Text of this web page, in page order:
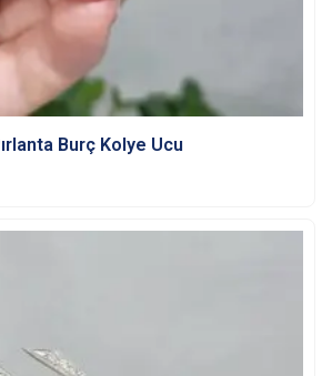
Burç Kolye Ucu